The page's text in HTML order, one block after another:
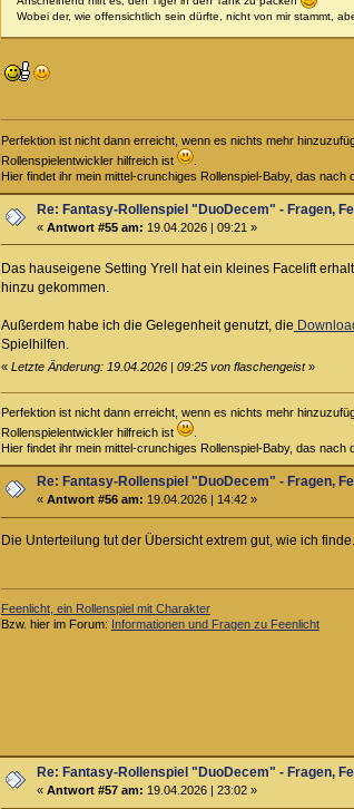
Wobei der, wie offensichtlich sein dürfte, nicht von mir stammt,
Perfektion ist nicht dann erreicht, wenn es nichts mehr
Rollenspielentwickler hilfreich ist
.
Hier findet ihr mein mittel-crunchiges Rollenspiel-Baby, das
Re: Fantasy-Rollenspiel "DuoDecem" - Fragen,
«Antwort #55 am: 19.04.2026 | 09:21 »
Das hauseigene Setting Yrell hat ein kleines Facelift
hinzu gekommen.
Außerdem habe ich die Gelegenheit genutzt, die
Spielhilfen.
« Letzte Änderung: 19.04.2026 | 09:25 von flaschengeist»
Perfektion ist nicht dann erreicht, wenn es nichts mehr
Rollenspielentwickler hilfreich ist
.
Hier findet ihr mein mittel-crunchiges Rollenspiel-Baby, das
Re: Fantasy-Rollenspiel "DuoDecem" - Fragen,
«Antwort #56 am: 19.04.2026 | 14:42 »
Die Unterteilung tut der Übersicht extrem gut, wie ich
Feenlicht, ein Rollenspiel mit Charakter
Bzw. hier im Forum: Informationen und Fragen zu Feenlicht
Re: Fantasy-Rollenspiel "DuoDecem" - Fragen,
«Antwort #57 am: 19.04.2026 | 23:02 »